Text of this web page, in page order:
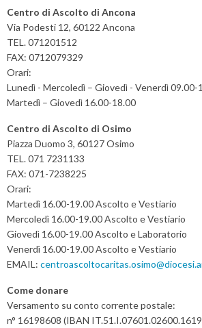
a
t
i
o
n
Centro di Ascolto di Ancona
Via Podesti 12, 60122 Ancona
TEL. 071201512
FAX: 0712079329
Orari:
Lunedì - Mercoledì – Giovedì - Venerdì 09.00-
Martedì – Giovedì 16.00-18.00
Centro di Ascolto di Osimo
Piazza Duomo 3, 60127 Osimo
TEL. 071 7231133
FAX: 071-7238225
Orari:
Martedì 16.00-19.00 Ascolto e Vestiario
Mercoledì 16.00-19.00 Ascolto e Vestiario
Giovedì 16.00-19.00 Ascolto e Laboratorio
Venerdì 16.00-19.00 Ascolto e Vestiario
EMAIL:
Come donare
Versamento su conto corrente postale:
n° 16198608 (IBAN